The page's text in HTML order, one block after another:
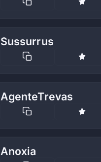
Sussurrus
AgenteTrevas
Anoxia